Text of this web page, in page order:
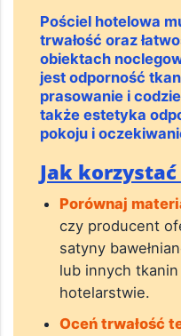
Pościel hotelowa
trwałość oraz
obiektach
jest odporność
prasowanie i
także estetyka
pokoju i
Jak
Porównaj
czy producent
satyny
lub innych
hotelarstwie.
Oceń trwałość